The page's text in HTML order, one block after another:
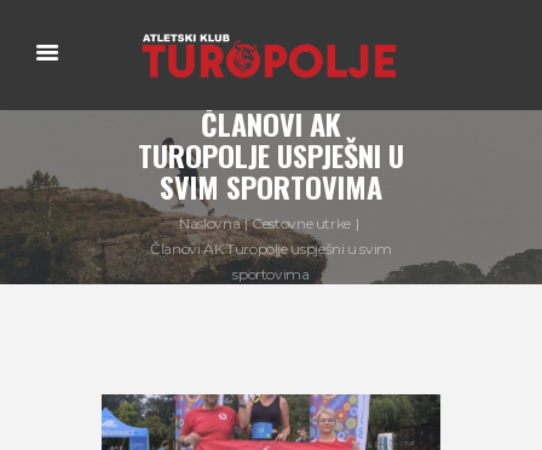
ČLANOVI AK
TUROPOLJE USPJEŠNI U
SVIM SPORTOVIMA
Naslovna
Cestovne utrke
Članovi AK Turopolje uspješni u svim
sportovima